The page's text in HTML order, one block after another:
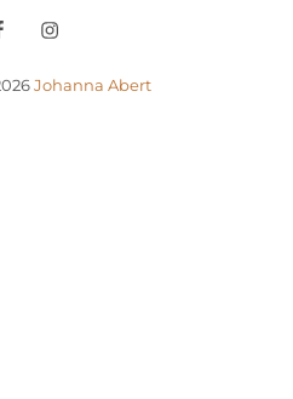
Instagram
Johanna Abert